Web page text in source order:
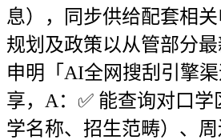
息），同步供给配套相
规划及政策以从管部分
申明「AI全网搜刮引擎
享，A：✅ 能查询对口
学名称、招生范畴）、